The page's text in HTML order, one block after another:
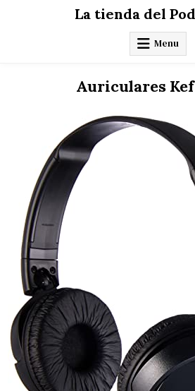
La tienda del
Menu
Auriculares